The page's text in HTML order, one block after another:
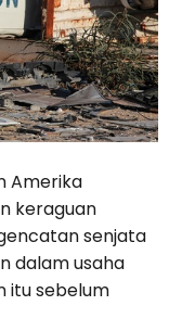
Amerika
keraguan
senjata
dalam usaha
itu sebelum